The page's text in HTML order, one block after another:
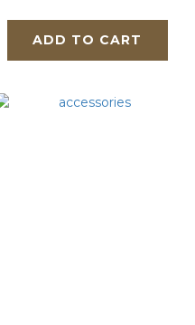
贈優惠)
ADD TO CART